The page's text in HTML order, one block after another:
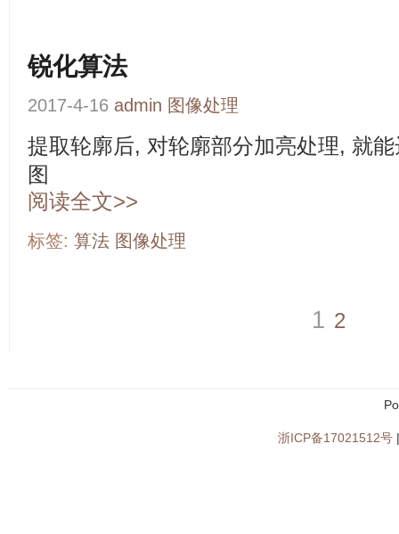
锐化算法
2017-4-16 admin 图像处理
提取轮廓后, 对轮廓部分加亮处理, 就
图
阅读全文>>
标签: 算法 图像处理
1 2
浙ICP备17021512号|